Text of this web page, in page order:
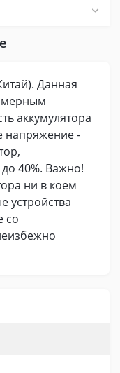
Данная
аккумулятора
напряжение -
40%. Важно!
ни в коем
устройства
со